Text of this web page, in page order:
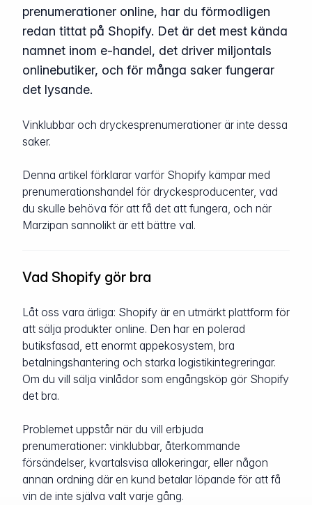
prenumerationer online, har du förmodligen
redan tittat på Shopify. Det är det mest kända
namnet inom e-handel, det driver miljontals
onlinebutiker, och för många saker fungerar
det lysande.
Vinklubbar och dryckesprenumerationer är inte dessa
saker.
Denna artikel förklarar varför Shopify kämpar med
prenumerationshandel för dryckesproducenter, vad
du skulle behöva för att få det att fungera, och när
Marzipan sannolikt är ett bättre val.
Vad Shopify gör bra
Låt oss vara ärliga: Shopify är en utmärkt plattform för
att sälja produkter online. Den har en polerad
butiksfasad, ett enormt appekosystem, bra
betalningshantering och starka logistikintegreringar.
Om du vill sälja vinlådor som engångsköp gör Shopify
det bra.
Problemet uppstår när du vill erbjuda
prenumerationer: vinklubbar, återkommande
försändelser, kvartalsvisa allokeringar, eller någon
annan ordning där en kund betalar löpande för att få
vin de inte själva valt varje gång.